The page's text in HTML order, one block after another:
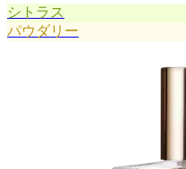
シトラス
パウダリー